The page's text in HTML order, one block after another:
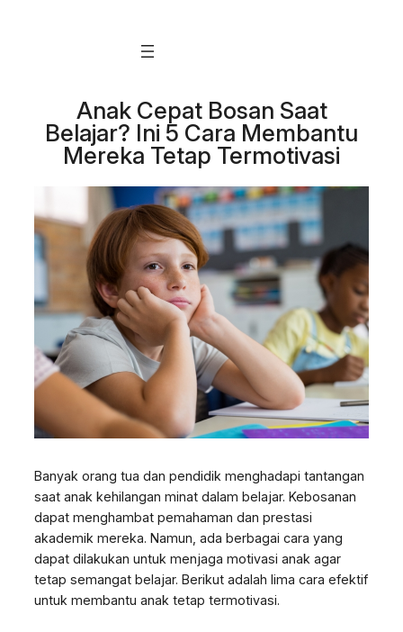
Anak Cepat Bosan Saat
Belajar? Ini 5 Cara Membantu
Mereka Tetap Termotivasi
Banyak orang tua dan pendidik menghadapi tantangan
saat anak kehilangan minat dalam belajar. Kebosanan
dapat menghambat pemahaman dan prestasi
akademik mereka. Namun, ada berbagai cara yang
dapat dilakukan untuk menjaga motivasi anak agar
tetap semangat belajar. Berikut adalah lima cara efektif
untuk membantu anak tetap termotivasi.